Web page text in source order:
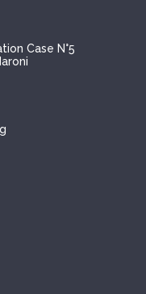
Case N°5